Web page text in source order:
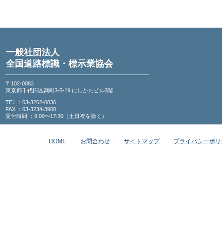
一般社団法人
全国道路標識・標示業協会
〒102-0083
東京都千代田区麹町3-5-19 にしかわビル3階
TEL ：03-3262-0836
FAX ：03-3234-3908
受付時間 ：9:00〜17:30（土日祝を除く）
HOME お問合わせ サイトマップ プライバシーポ